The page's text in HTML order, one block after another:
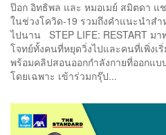
ป๊อก อิทธิพล และ หมอเมย์ สมิตดา แ
ในช่วงโควิด-19 รวมถึงคำแนะนำส
ไปนาน STEP LIFE: RESTART ม
โจทย์ทั้งคนที่หยุดวิ่งไปและคนที่เพิ่งเ
พร้อมคลิปสอนออกกำลังกายที่ออกแบ
โดยเฉพาะ เข้าร่วมกรุ๊ป...